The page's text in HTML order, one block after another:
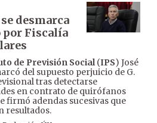
desmarca
por Fiscalía
de Previsión Social(IPS) José
del supuesto perjuicio de G.
tras detectarse
en contrato de quirófanos
firmó adendas sucesivas que
resultados.